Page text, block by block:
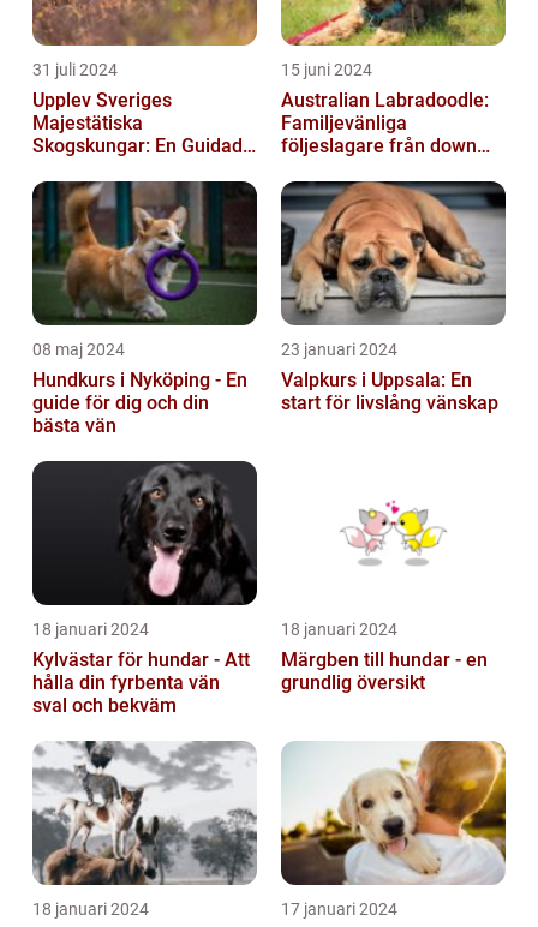
31 juli 2024
Upplev Sveriges
Majestätiska
Skogskungar: En Guidad
15 juni 2024
Australian Labradoodle:
Familjevänliga
följeslagare från down
08 maj 2024
Hundkurs i Nyköping - En
guide för dig och din
bästa vän
23 januari 2024
Valpkurs i Uppsala: En
start för livslång vänskap
18 januari 2024
Kylvästar för hundar - Att
hålla din fyrbenta vän
sval och bekväm
18 januari 2024
Märgben till hundar - en
grundlig översikt
18 januari 2024 17 januari 2024